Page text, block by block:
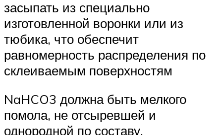
засыпать из специально
изготовленной воронки или из
тюбика, что обеспечит
равномерность распределения по
склеиваемым поверхностям
NaHCO3 должна быть мелкого
помола, не отсыревшей и
однородной по составу.